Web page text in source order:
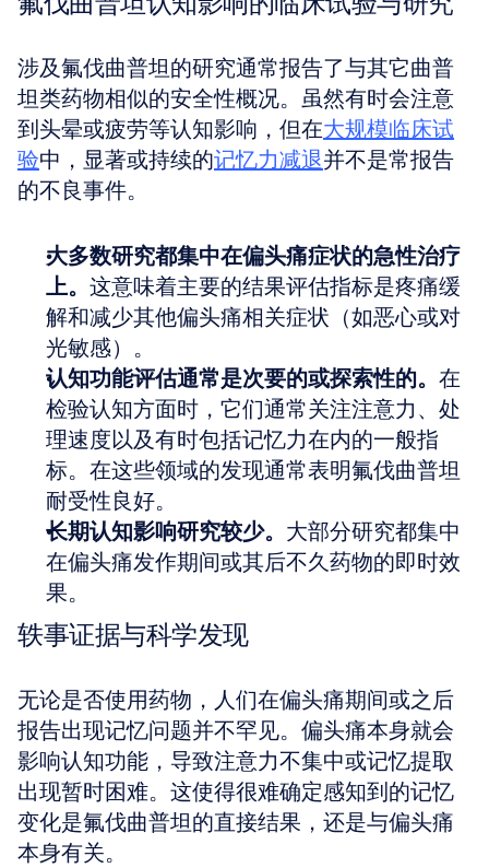
涉及氟伐曲普坦的研究通常报告了与其它曲普
坦类药物相似的安全性概况。虽然有时会注意
到头晕或疲劳等认知影响，但在大规模临床试
验中，显著或持续的记忆力减退并不是常报告
的不良事件。
大多数研究都集中在偏头痛症状的急性治疗
上。 这意味着主要的结果评估指标是疼痛缓
解和减少其他偏头痛相关症状（如恶心或对
光敏感）。
认知功能评估通常是次要的或探索性的。 在
检验认知方面时，它们通常关注注意力、处
理速度以及有时包括记忆力在内的一般指
标。在这些领域的发现通常表明氟伐曲普坦
耐受性良好。
长期认知影响研究较少。 大部分研究都集中
在偏头痛发作期间或其后不久药物的即时效
果。
轶事证据与科学发现
无论是否使用药物，人们在偏头痛期间或之后
报告出现记忆问题并不罕见。偏头痛本身就会
影响认知功能，导致注意力不集中或记忆提取
出现暂时困难。这使得很难确定感知到的记忆
变化是氟伐曲普坦的直接结果，还是与偏头痛
本身有关。